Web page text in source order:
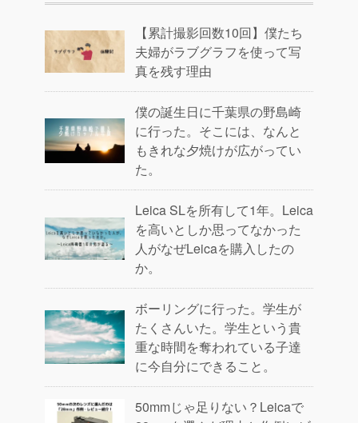
【累計撮影回数10回】僕たち
夫婦がラブグラフを使って写
真を残す理由
僕の誕生日に千葉県の野島崎
に行った。そこには、なんと
もきれな夕焼けが広がってい
た。
Leica SLを所有して1年。Leica
を高いとしか思ってなかった
人がなぜLeicaを購入したの
か。
ボーリングに行った。学生が
たくさんいた。学生という貴
重な時間を奪われている子達
に今自分にできること。
50mmじゃ足りない？Leicaで